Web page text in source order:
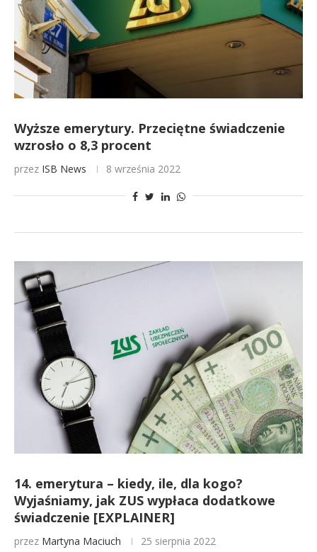
Wyższe emerytury. Przeciętne świadczenie
wzrosło o 8,3 procent
przez ISB News 8 września 2022
14. emerytura – kiedy, ile, dla kogo?
Wyjaśniamy, jak ZUS wypłaca dodatkowe
świadczenie [EXPLAINER]
przez Martyna Maciuch 25 sierpnia 2022